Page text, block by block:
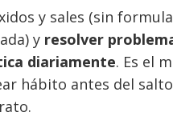
y sales (sin
y resolver
diariamente. Es el
hábito antes del